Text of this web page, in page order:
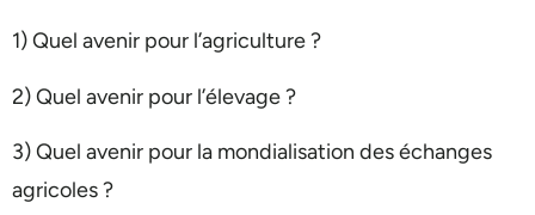
1) Quel avenir pour l’agriculture ?
2) Quel avenir pour l’élevage ?
3) Quel avenir pour la mondialisation des échanges
agricoles ?